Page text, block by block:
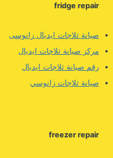
fridge repair
صيانة ثلاجات ايديال زانوسى
مركز صيانة ثلاجات ايديال
رقم صيانة ثلاجات ايديال
صيانة ثلاجات زانوسي
freezer repair